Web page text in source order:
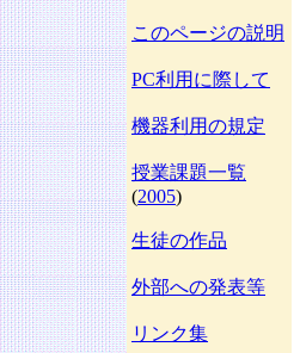
このページの説明
PC利用に際して
機器利用の規定
授業課題一覧
(2005)
生徒の作品
外部への発表等
リンク集